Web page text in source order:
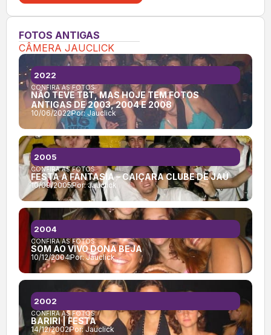
FOTOS ANTIGAS
CÂMERA JAUCLICK
CONFIRA AS FOTOS:
NÃO TEVE TBT, MAS HOJE TEM FOTOS
ANTIGAS DE 2003, 2004 E 2008
10/06/2022Por: Jauclick
2022
CONFIRA AS FOTOS:
FESTA À FANTASIA – CAIÇARA CLUBE DE JAÚ
10/09/2005Por:Jauclick
2005
CONFIRA AS FOTOS:
SOM AO VIVO DONA BEJA
10/12/2004Por:Jauclick
2004
CONFIRA AS FOTOS:
BARIRI | FESTA
14/12/2002Por:Jauclick
2002